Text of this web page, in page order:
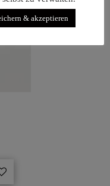
& akzeptieren